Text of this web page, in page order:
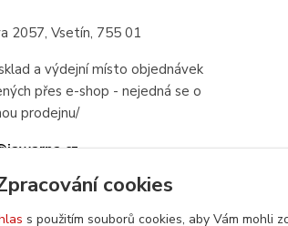
2057, Vsetín, 755 01
a výdejní místo objednávek
přes e-shop - nejedná se o
prodejnu/
608 369 346
16h)
cookies
s použitím souborů cookies, aby Vám mohli